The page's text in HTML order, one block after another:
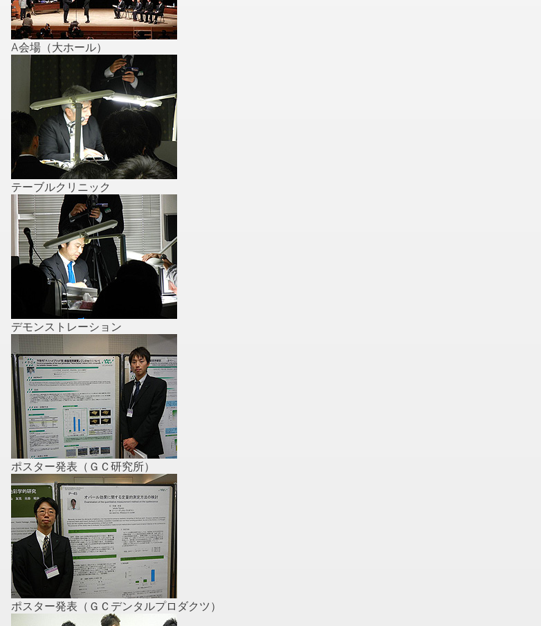
A会場（大ホール）
テーブルクリニック
デモンストレーション
ポスター発表（ＧＣ研究所）
ポスター発表（ＧＣデンタルプロダクツ）